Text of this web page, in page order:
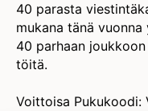
40 parasta
mukana tänä
40 parhaan
töitä.
Voittoisa Pukukoodi: